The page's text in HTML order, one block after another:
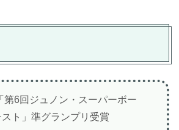
第6回ジュノン・スーパーボー
ト」準グランプリ受賞